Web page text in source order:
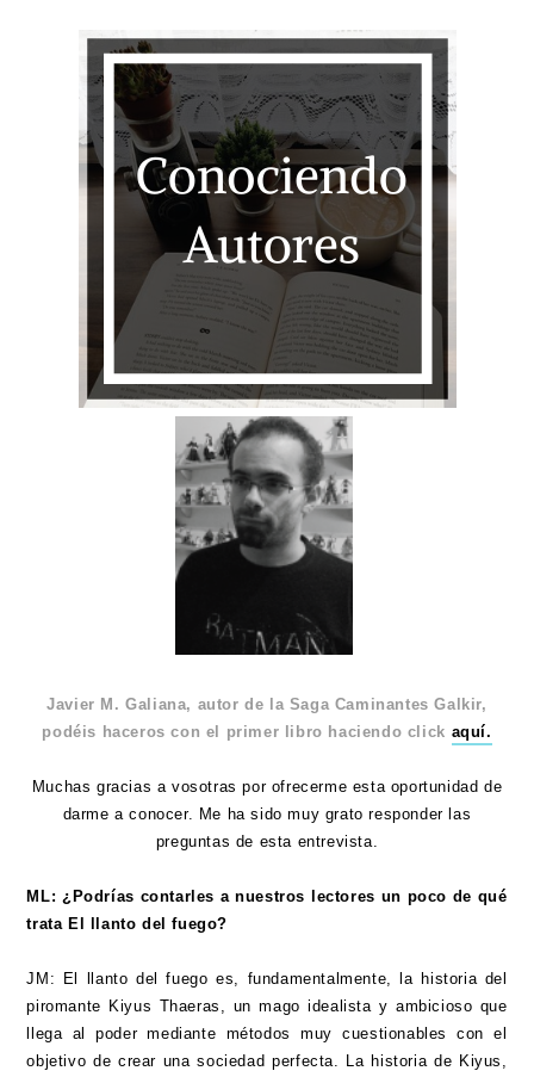
Javier M. Galiana, autor de la Saga Caminantes Galkir,
podéis haceros con el primer libro haciendo click aquí.
Muchas gracias a vosotras por ofrecerme esta oportunidad de
darme a conocer. Me ha sido muy grato responder las
preguntas de esta entrevista.
ML: ¿Podrías contarles a nuestros lectores un poco de qué
trata El llanto del fuego?
JM: El llanto del fuego es, fundamentalmente, la historia del
piromante Kiyus Thaeras, un mago idealista y ambicioso que
llega al poder mediante métodos muy cuestionables con el
objetivo de crear una sociedad perfecta. La historia de Kiyus,